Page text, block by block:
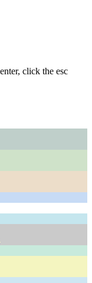
click the esc